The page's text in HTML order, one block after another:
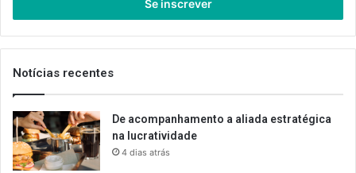
de
email
Notícias recentes
De acompanhamento a aliada estratégica
na lucratividade
4 dias atrás